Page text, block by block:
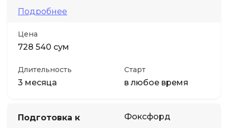
Подробнее
Цена
728 540 сум
Длительность
3 месяца
Старт
в любое время
Подготовка к
Фоксфорд